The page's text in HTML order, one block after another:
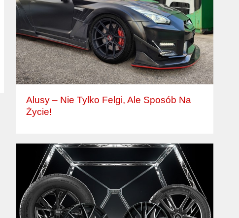
Alusy – Nie Tylko Felgi, Ale Sposób Na
Życie!